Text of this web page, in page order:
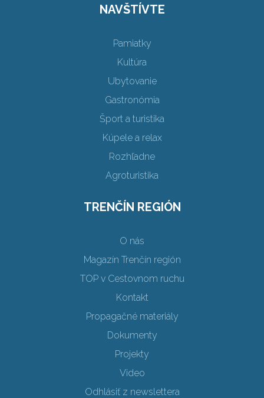
NAVŠTÍVTE
Pamiatky
Kultúra
Ubytovanie
Gastronómia
Šport a turistika
Kúpele a relax
Rozhľadne
Agroturistika
TRENČÍN REGIÓN
O nás
Magazín Trenčín región
TOP v Cestovnom ruchu
Kontakt
Propagačné materiály
Dokumenty
Projekty
Video
Odhlásiť z newslettera